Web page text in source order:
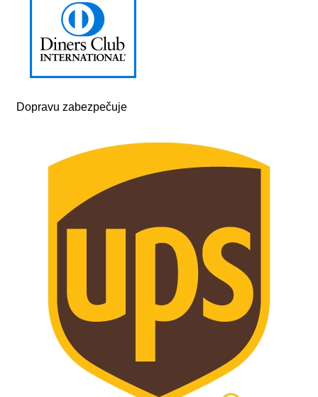
Dopravu zabezpečuje